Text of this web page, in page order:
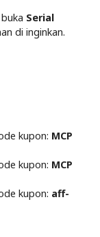
Serial
di inginkan.
kupon: MCP
kupon: MCP
kupon: aff-